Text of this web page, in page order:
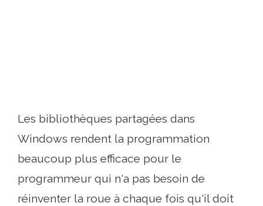
Les bibliothèques partagées dans
Windows rendent la programmation
beaucoup plus efficace pour le
programmeur qui n'a pas besoin de
réinventer la roue à chaque fois qu'il doit